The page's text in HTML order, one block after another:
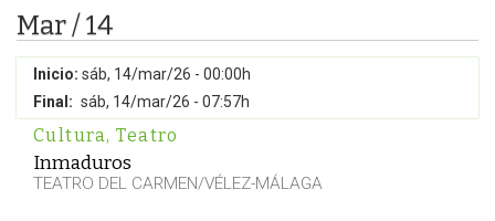
Mar / 14
Inicio: sáb, 14/mar/26 - 00:00h
Final: sáb, 14/mar/26 - 07:57h
Cultura, Teatro
Inmaduros
TEATRO DEL CARMEN/VÉLEZ-MÁLAGA